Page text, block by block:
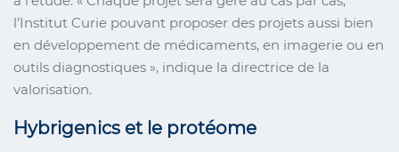
l’Institut Curie pouvant proposer des projets aussi bien
en développement de médicaments, en imagerie ou en
outils diagnostiques », indique la directrice de la
valorisation.
Hybrigenics et le protéome